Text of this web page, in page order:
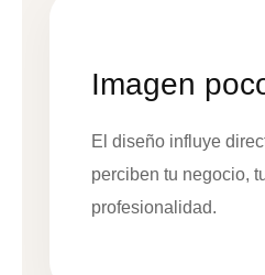
Imagen
El diseño influye
perciben tu negocio,
profesionalidad.